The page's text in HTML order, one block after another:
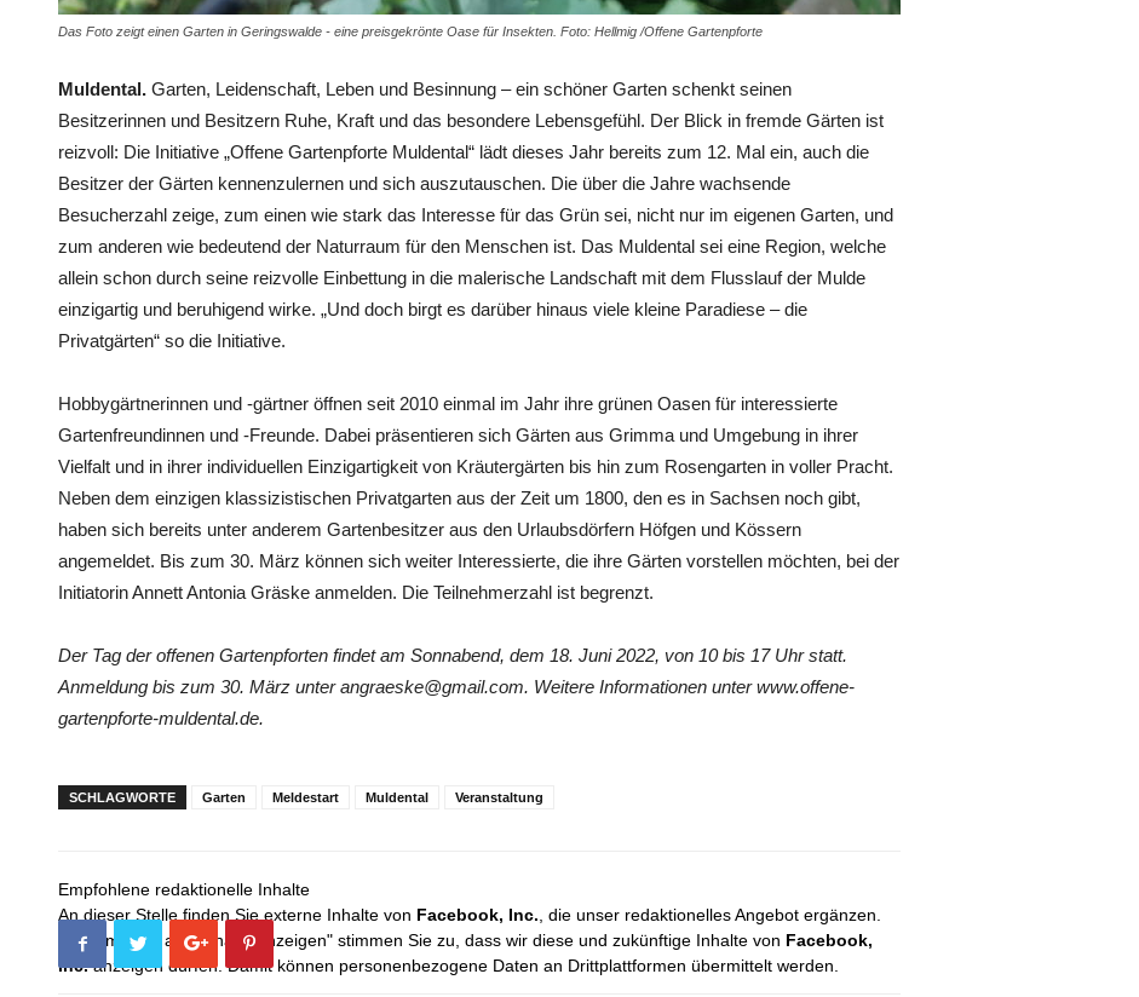
Das Foto zeigt einen Garten in Geringswalde - eine preisgekrönte Oase für Insekten. Foto: Hellmig /Offene Gartenpforte
Muldental. Garten, Leidenschaft, Leben und Besinnung – ein schöner Garten schenkt seinen
Besitzerinnen und Besitzern Ruhe, Kraft und das besondere Lebensgefühl. Der Blick in fremde Gärten ist
reizvoll: Die Initiative „Offene Gartenpforte Muldental“ lädt dieses Jahr bereits zum 12. Mal ein, auch die
Besitzer der Gärten kennenzulernen und sich auszutauschen. Die über die Jahre wachsende
Besucherzahl zeige, zum einen wie stark das Interesse für das Grün sei, nicht nur im eigenen Garten, und
zum anderen wie bedeutend der Naturraum für den Menschen ist. Das Muldental sei eine Region, welche
allein schon durch seine reizvolle Einbettung in die malerische Landschaft mit dem Flusslauf der Mulde
einzigartig und beruhigend wirke. „Und doch birgt es darüber hinaus viele kleine Paradiese – die
Privatgärten“ so die Initiative.
Hobbygärtnerinnen und -gärtner öffnen seit 2010 einmal im Jahr ihre grünen Oasen für interessierte
Gartenfreundinnen und -Freunde. Dabei präsentieren sich Gärten aus Grimma und Umgebung in ihrer
Vielfalt und in ihrer individuellen Einzigartigkeit von Kräutergärten bis hin zum Rosengarten in voller Pracht.
Neben dem einzigen klassizistischen Privatgarten aus der Zeit um 1800, den es in Sachsen noch gibt,
haben sich bereits unter anderem Gartenbesitzer aus den Urlaubsdörfern Höfgen und Kössern
angemeldet. Bis zum 30. März können sich weiter Interessierte, die ihre Gärten vorstellen möchten, bei der
Initiatorin Annett Antonia Gräske anmelden. Die Teilnehmerzahl ist begrenzt.
Der Tag der offenen Gartenpforten findet am Sonnabend, dem 18. Juni 2022, von 10 bis 17 Uhr statt.
Anmeldung bis zum 30. März unter angraeske@gmail.com. Weitere Informationen unter www.offene-
gartenpforte-muldental.de.
SCHLAGWORTE Garten Meldestart Muldental Veranstaltung
Empfohlene redaktionelle Inhalte
An dieser Stelle finden Sie externe Inhalte von Facebook, Inc. , die unser redaktionelles Angebot ergänzen.
Mit dem Klick auf "Inhalte anzeigen" stimmen Sie zu, dass wir diese und zukünftige Inhalte von Facebook,
Inc.anzeigen dürfen. Damit können personenbezogene Daten an Drittplattformen übermittelt werden.